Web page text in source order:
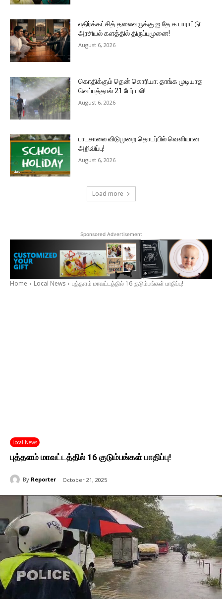
எதிர்க்கட்சித் தலைவருக்கு ஐ.தே.க பாராட்டு:
அரசியல் களத்தில் திருப்புமுனை!
August 6, 2026
கொதிக்கும் தென் கொரியா: தாங்க முடியாத
வெப்பத்தால் 21 பேர் பலி!
August 6, 2026
பாடசாலை விடுமுறை தொடர்பில் வௌியான
அறிவிப்பு!
August 6, 2026
Load more